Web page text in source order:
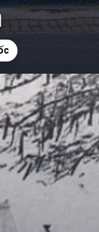
https://giaydabonghana.com/dinh-doc-lap-luu-giu-ky-uc-chien-tranh-va-lich-su-viet-nam